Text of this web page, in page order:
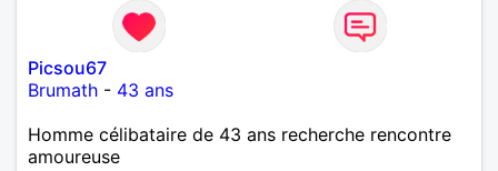
Picsou67
Brumath - 43 ans
Homme célibataire de 43 ans recherche rencontre
amoureuse